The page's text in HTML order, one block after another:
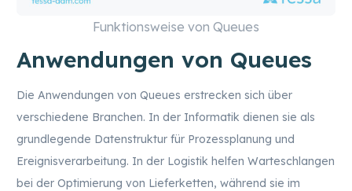
Funktionsweise von Queues
Anwendungen von Queues
Die Anwendungen von Queues erstrecken sich über
verschiedene Branchen. In der Informatik dienen sie als
grundlegende Datenstruktur für Prozessplanung und
Ereignisverarbeitung. In der Logistik helfen Warteschlangen
bei der Optimierung von Lieferketten, während sie im